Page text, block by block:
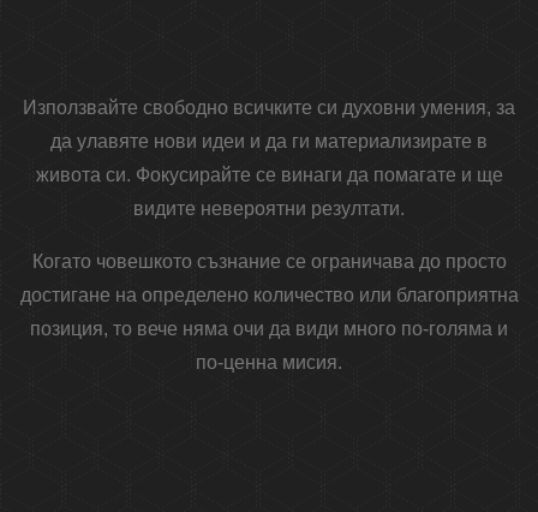
Използвайте свободно всичките си духовни умения, за
да улавяте нови идеи и да ги материализирате в
живота си. Фокусирайте се винаги да помагате и ще
видите невероятни резултати.
Когато човешкото съзнание се ограничава до просто
достигане на определено количество или благоприятна
позиция, то вече няма очи да види много по-голяма и
по-ценна мисия.